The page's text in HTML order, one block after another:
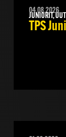
04.08.2026
JUNIORIT,
TPS